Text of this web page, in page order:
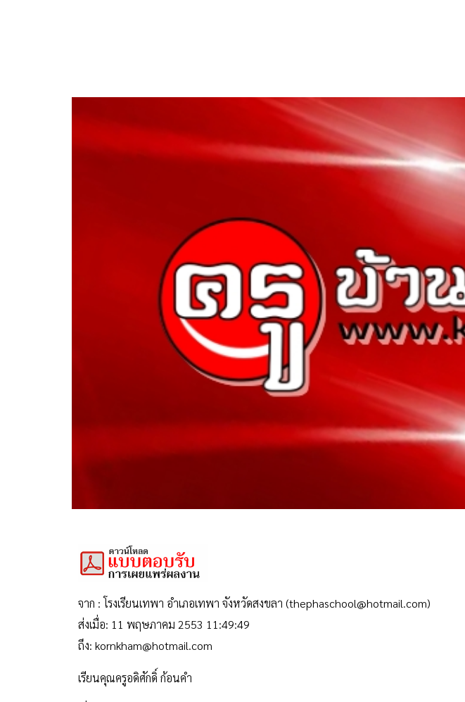
จาก : โรงเรียนเทพา อำเภอเทพา จังหวัดสงขลา (thephaschool@hotmail.com)
ส่งเมื่อ: 11 พฤษภาคม 2553 11:49:49
ถึง: kornkham@hotmail.com
เรียนคุณครูอดิศักดิ์ ก้อนคำ